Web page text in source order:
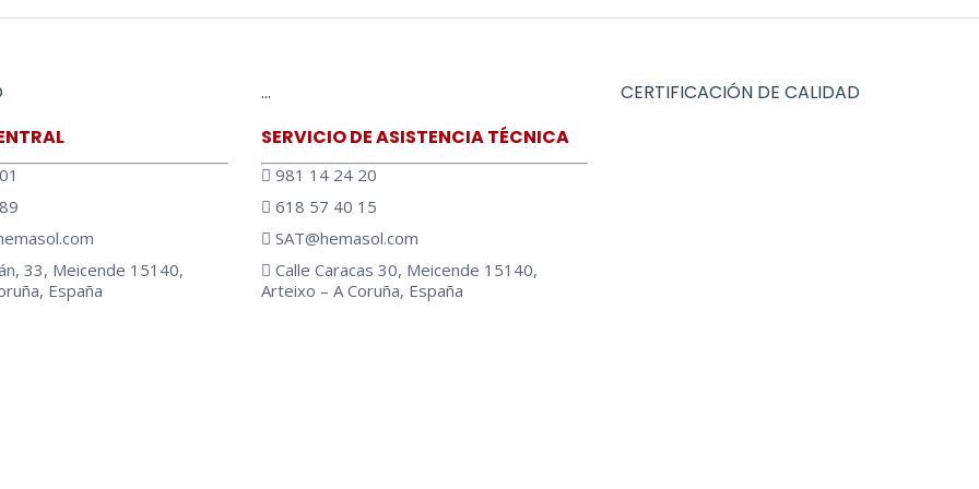
33, Meicende 15140,
España
…
SERVICIO DE ASISTENCIA TÉCNICA
981 14 24 20
618 57 40 15
SAT@hemasol.com
Calle Caracas 30, Meicende 15140,
Arteixo – A Coruña, España
CERTIFICACIÓN DE CALIDAD